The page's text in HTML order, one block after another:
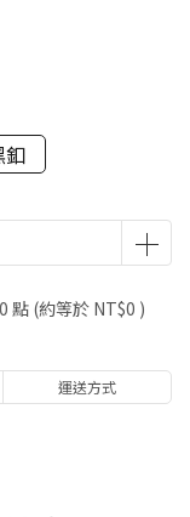
釦
0 點 (約等於 NT$0 )
運送方式